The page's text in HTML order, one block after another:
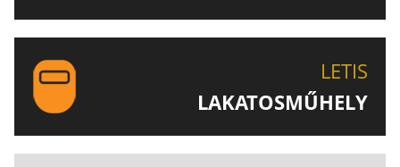
LETIS
LAKATOSMŰHELY